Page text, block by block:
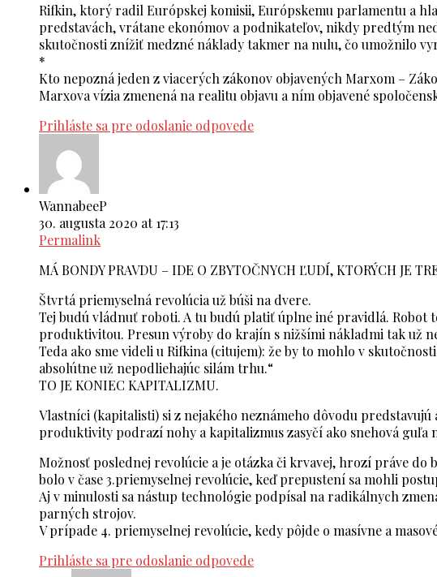
Rifkin, ktorý radil Európskej komisii, Európskemu parlamentu a
predstavách, vrátane ekonómov a podnikateľov, nikdy predtým
skutočnosti znížiť medzné náklady takmer na nulu, čo umožnilo
*
Kto nepozná jeden z viacerých zákonov objavených Marxom –
Marxova vízia zmenená na realitu objavu a ním objavené
Prihláste sa pre odoslanie odpovede
WannabeeP
30. augusta 2020 at 17:13
Permalink
MÁ BONDY PRAVDU – IDE O ZBYTOČNYCH ĽUDÍ, KTORÝCH JE
Štvrtá priemyselná revolúcia už búši na dvere.
Tej budú vládnuť roboti. A tu budú platiť úplne iné pravidlá. Robot
produktivitou. Presun výroby do krajín s nižšími nákladmi tak už
Teda ako sme videli u Rifkina (citujem): že by to mohlo v
absolútne už nepodliehajúc silám trhu.“
TO JE KONIEC KAPITALIZMU.
Vlastníci (kapitalisti) si z nejakého neznámeho dôvodu
produktivity podrazí nohy a kapitalizmus zasyčí ako snehová
Možnosť poslednej revolúcie a je otázka či krvavej, hrozí práve
bolo v čase 3.priemyselnej revolúcie, keď prepustení sa mohli
Aj v minulosti sa nástup technológie podpísal na radikálnych
parných strojov.
V prípade 4. priemyselnej revolúcie, kedy pôjde o masívne a
Prihláste sa pre odoslanie odpovede